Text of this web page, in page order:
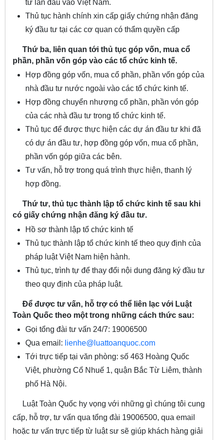
tư lần đầu vào Việt Nam.
Thủ tục hành chính xin cấp giấy chứng nhận đăng
ký đầu tư tại các cơ quan có thẩm quyền cấp
Thứ ba, liên quan tới thủ tục góp vốn, mua cổ
phần, phần vốn góp vào các tổ chức kinh tế.
Hợp đồng góp vốn, mua cổ phần, phần vốn góp của
nhà đầu tư nước ngoài vào các tổ chức kinh tế.
Hợp đồng chuyển nhượng cổ phần, phần vón góp
của các nhà đầu tư trong tổ chức kinh tế.
Thủ tục để được thực hiện các dự án đầu tư khi đã
có dự án đầu tư, hợp đồng góp vốn, mua cổ phần,
phần vốn góp giữa các bên.
Tư vấn, hỗ trợ trong quá trình thực hiện, thanh lý
hợp đồng.
Thứ tư, thủ tục thành lập tổ chức kinh tế sau khi
có giấy chứng nhận đăng ký đầu tư.
Hồ sơ thành lập tổ chức kinh tế
Thủ tục thành lập tổ chức kinh tế theo quy định của
pháp luật Việt Nam hiện hành.
Thủ tục, trình tự để thay đổi nội dung đăng ký đầu tư
theo quy định của pháp luật.
Để được tư vấn, hỗ trợ có thể liên lạc với Luật
Toàn Quốc theo một trong những cách thức sau:
Gọi tổng đài tư vấn 24/7: 19006500
Qua email: lienhe@luattoanquoc.com
Tới trực tiếp tại văn phòng: số 463 Hoàng Quốc
Việt, phường Cổ Nhuế 1, quận Bắc Từ Liêm, thành
phố Hà Nội.
Luật Toàn Quốc hy vọng với những gì chúng tôi cung
cấp, hỗ trợ, tư vấn qua tổng đài 19006500, qua email
hoặc tư vấn trực tiếp từ luật sư sẽ giúp khách hàng giải